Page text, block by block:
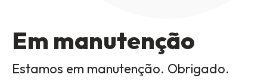
Em manutenção
Estamos em manutenção. Obrigado.